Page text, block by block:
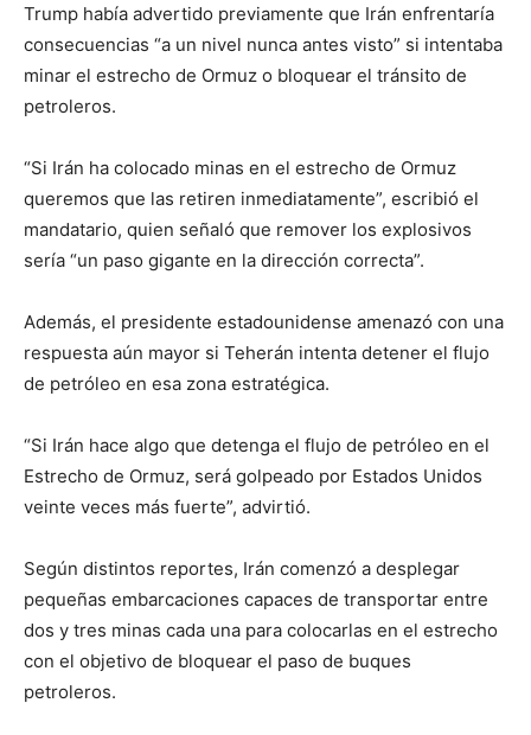
Trump había advertido previamente que Irán enfrentaría
consecuencias “a un nivel nunca antes visto” si intentaba
minar el estrecho de Ormuz o bloquear el tránsito de
petroleros.
“Si Irán ha colocado minas en el estrecho de Ormuz
queremos que las retiren inmediatamente”, escribió el
mandatario, quien señaló que remover los explosivos
sería “un paso gigante en la dirección correcta”.
Además, el presidente estadounidense amenazó con una
respuesta aún mayor si Teherán intenta detener el flujo
de petróleo en esa zona estratégica.
“Si Irán hace algo que detenga el flujo de petróleo en el
Estrecho de Ormuz, será golpeado por Estados Unidos
veinte veces más fuerte”, advirtió.
Según distintos reportes, Irán comenzó a desplegar
pequeñas embarcaciones capaces de transportar entre
dos y tres minas cada una para colocarlas en el estrecho
con el objetivo de bloquear el paso de buques
petroleros.